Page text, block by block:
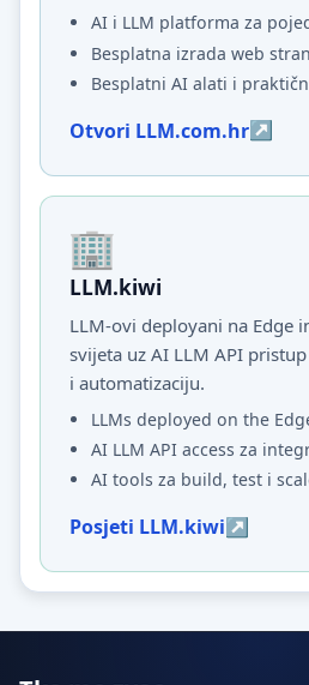
AI i LLM platforma za
Besplatna izrada web
Besplatni AI alati i
Otvori LLM.com.hr
LLM.kiwi
LLM-ovi deployani na Edge
svijeta uz AI LLM API
i automatizaciju.
LLMs deployed on the
AI LLM API access za
AI tools za build, test i
Posjeti LLM.kiwi